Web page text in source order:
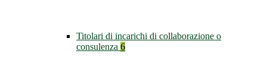
Titolari di incarichi di collaborazione o
consulenza 6